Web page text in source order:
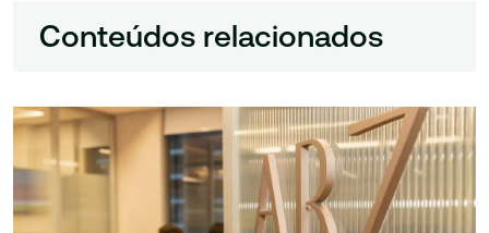
Conteúdos relacionados